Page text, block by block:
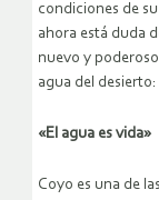
condiciones de
ahora está duda
nuevo y
agua del
«El agua es vida»
Coyo es una de